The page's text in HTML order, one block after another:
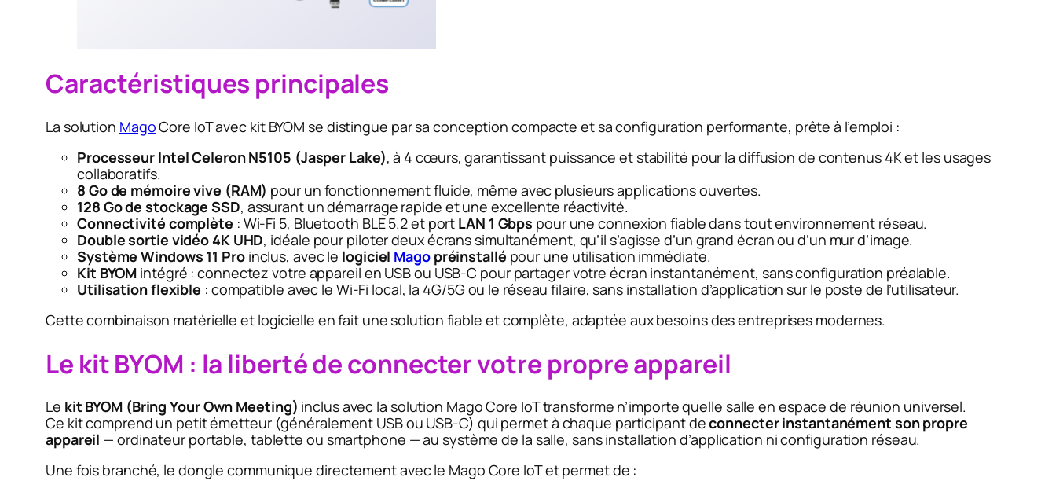
Caractéristiques principales
La solution MagoCore IoT avec kit BYOM se distingue par sa conception compacte et sa configuration performante, prête à l’emploi :
Processeur Intel Celeron N5105 (Jasper Lake), à 4 cœurs, garantissant puissance et stabilité pour la diffusion de contenus 4K et les usages
collaboratifs.
8 Go de mémoire vive (RAM) pour un fonctionnement fluide, même avec plusieurs applications ouvertes.
128 Go de stockage SSD, assurant un démarrage rapide et une excellente réactivité.
Connectivité complète : Wi-Fi 5, Bluetooth BLE 5.2 et port LAN 1 Gbps pour une connexion fiable dans tout environnement réseau.
Double sortie vidéo 4K UHD, idéale pour piloter deux écrans simultanément, qu’il s’agisse d’un grand écran ou d’un mur d’image.
Système Windows 11 Proinclus, avec le logiciel Magopréinstallé pour une utilisation immédiate.
Kit BYOM intégré : connectez votre appareil en USB ou USB-C pour partager votre écran instantanément, sans configuration préalable.
Utilisation flexible : compatible avec le Wi-Fi local, la 4G/5G ou le réseau filaire, sans installation d’application sur le poste de l’utilisateur.
Cette combinaison matérielle et logicielle en fait une solution fiable et complète, adaptée aux besoins des entreprises modernes.
Le kit BYOM : la liberté de connecter votre propre appareil
Le kit BYOM (Bring Your Own Meeting) inclus avec la solution Mago Core IoT transforme n’importe quelle salle en espace de réunion universel.
Ce kit comprend un petit émetteur (généralement USB ou USB-C) qui permet à chaque participant deconnecter instantanément son propre
appareil — ordinateur portable, tablette ou smartphone — au système de la salle, sans installation d’application ni configuration réseau.
Une fois branché, le dongle communique directement avec le Mago Core IoT et permet de :